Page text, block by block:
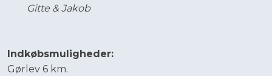
Gitte & Jakob
Indkøbsmuligheder:
​Gørlev 6 km.